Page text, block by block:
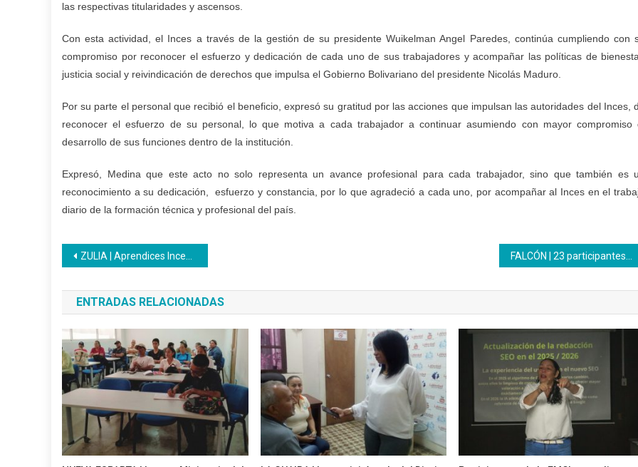
las respectivas titularidades y ascensos.
Con esta actividad, el Inces a través de la gestión de su presidente Wuikelman Angel Paredes, continúa cumpliendo con
compromiso por reconocer el esfuerzo y dedicación de cada uno de sus trabajadores y acompañar las políticas de
justicia social y reivindicación de derechos que impulsa el Gobierno Bolivariano del presidente Nicolás Maduro.
Por su parte el personal que recibió el beneficio, expresó su gratitud por las acciones que impulsan las autoridades del Inces,
reconocer el esfuerzo de su personal, lo que motiva a cada trabajador a continuar asumiendo con mayor compromiso
desarrollo de sus funciones dentro de la institución.
Expresó, Medina que este acto no solo representa un avance profesional para cada trabajador, sino que también es
reconocimiento a su dedicación, esfuerzo y constancia, por lo que agradeció a cada uno, por acompañar al Inces en el
diario de la formación técnica y profesional del país.
Navegación
de
entradas
ZULIA | Aprendices Inces promocionan App en UNA ornada de Atención Integral para Emprendedores
ENTRADAS RELACIONADAS